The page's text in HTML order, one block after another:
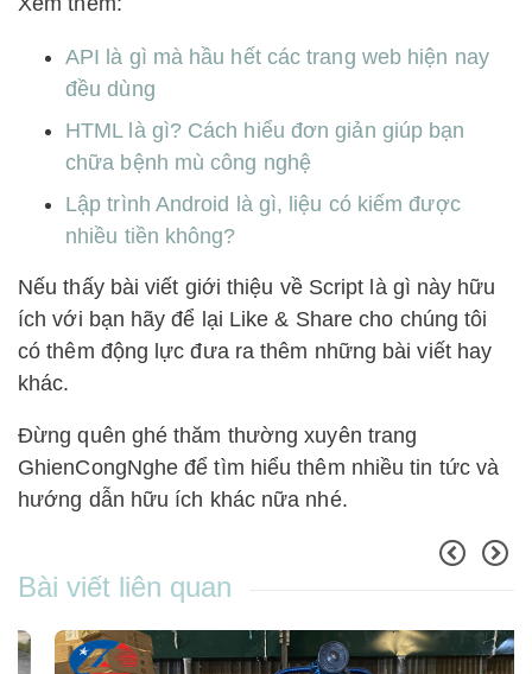
API là gì mà hầu hết các trang web hiện nay
đều dùng
HTML là gì? Cách hiểu đơn giản giúp bạn
chữa bệnh mù công nghệ
Lập trình Android là gì, liệu có kiếm được
nhiều tiền không?
Nếu thấy bài viết giới thiệu về Script là gì này hữu
ích với bạn hãy để lại Like & Share cho chúng tôi
có thêm động lực đưa ra thêm những bài viết hay
khác.
Đừng quên ghé thăm thường xuyên trang
GhienCongNghe để tìm hiểu thêm nhiều tin tức và
hướng dẫn hữu ích khác nữa nhé.
Bài viết liên quan